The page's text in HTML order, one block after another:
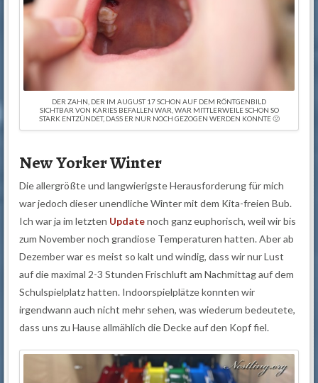
DER ZAHN, DER IM AUGUST 17 SCHON AUF DEM RÖNTGENBILD
SICHTBAR VON KARIES BEFALLEN WAR, WAR MITTLERWEILE SCHON SO
STARK ENTZÜNDET, DASS ER NUR NOCH GEZOGEN WERDEN KONNTE 🙁
New Yorker Winter
Die allergrößte und langwierigste Herausforderung für mich
war jedoch dieser unendliche Winter mit dem Kita-freien Bub.
Ich war ja im letzten Updatenoch ganz euphorisch, weil wir bis
zum November noch grandiose Temperaturen hatten. Aber ab
Dezember war es meist so kalt und windig, dass wir nur Lust
auf die maximal 2-3 Stunden Frischluft am Nachmittag auf dem
Schulspielplatz hatten. Indoorspielplätze konnten wir
irgendwann auch nicht mehr sehen, was wiederum bedeutete,
dass uns zu Hause allmählich die Decke auf den Kopf fiel.